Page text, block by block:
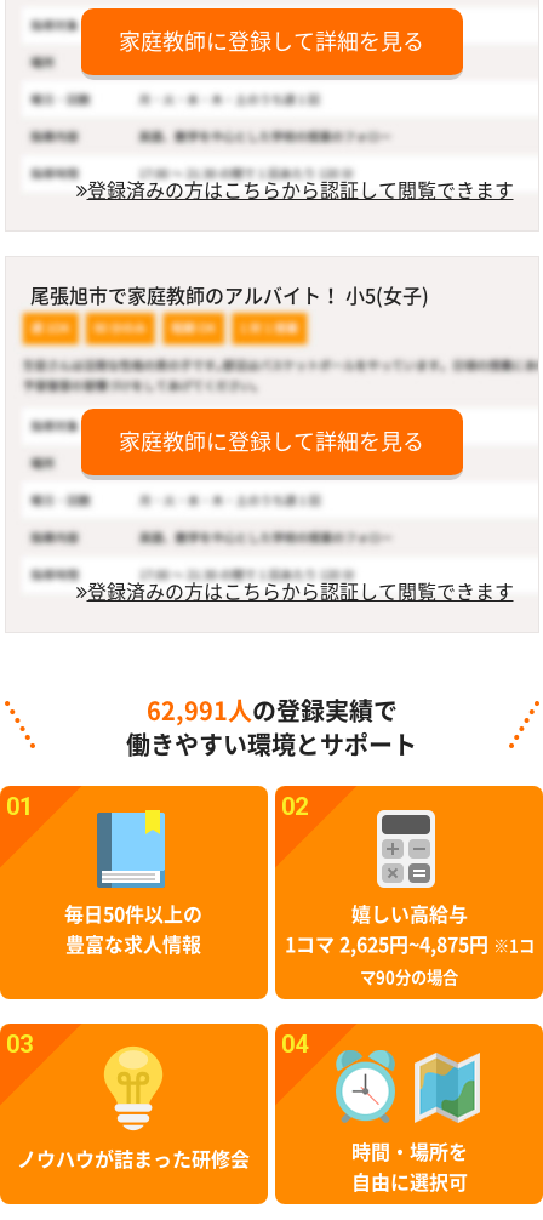
家庭教師に登録して詳細を見る
登録済みの方はこちらから認証して閲覧できます
尾張旭市で家庭教師のアルバイト！ 小5(女子)
家庭教師に登録して詳細を見る
登録済みの方はこちらから認証して閲覧できます
62,991人 の登録実績で
働きやすい環境とサポート
01
毎日50件以上の
豊富な求人情報
02
嬉しい高給与
1コマ 2,625円~4,875円
※1コ
マ90分の場合
03
ノウハウが詰まった研修会
04
時間・場所を
自由に選択可